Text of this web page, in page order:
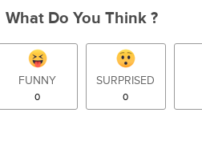
What Do You Think ?
FUNNY
0
SURPRISED
0